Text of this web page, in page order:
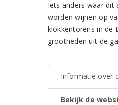
Iets anders waar dit
worden wijnen op
klokkentorens in de
grootheden uit de
Informatie over
Bekijk de